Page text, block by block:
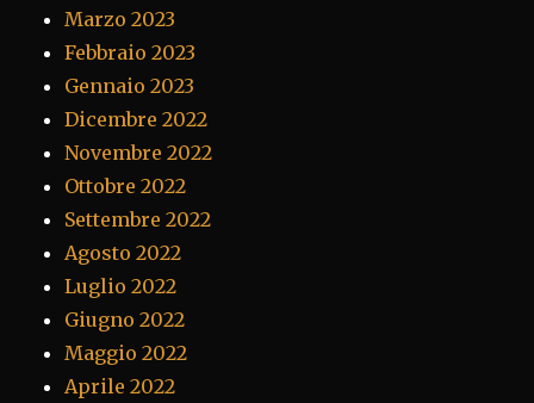
Marzo 2023
Febbraio 2023
Gennaio 2023
Dicembre 2022
Novembre 2022
Ottobre 2022
Settembre 2022
Agosto 2022
Luglio 2022
Giugno 2022
Maggio 2022
Aprile 2022